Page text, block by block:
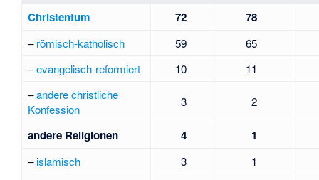
Christentum
72 78
–römisch-katholisch 59
65
–evangelisch-reformiert 10
11
–andere christliche
Konfession
3 2
andere Religionen 4 1
–islamisch 3
1